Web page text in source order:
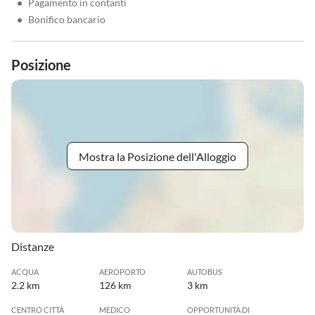
•
Pagamento in contanti
• Bonifico bancario
Posizione
Mostra la Posizione dell'Alloggio
Distanze
ACQUA
2.2 km
AEROPORTO
126 km
AUTOBUS
3 km
CENTRO CITTÀ MEDICO
OPPORTUNITÀ DI